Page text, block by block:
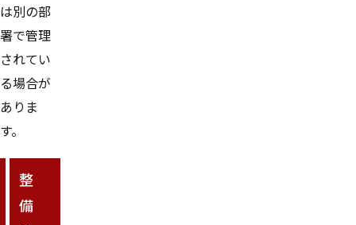
は別の部
署で管理
されてい
る場合が
ありま
す。
整
備